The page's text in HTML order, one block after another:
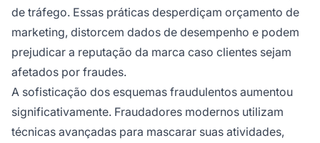
de tráfego. Essas práticas desperdiçam orçamento de
marketing, distorcem dados de desempenho e podem
prejudicar a reputação da marca caso clientes sejam
afetados por fraudes.
A sofisticação dos esquemas fraudulentos aumentou
significativamente. Fraudadores modernos utilizam
técnicas avançadas para mascarar suas atividades,